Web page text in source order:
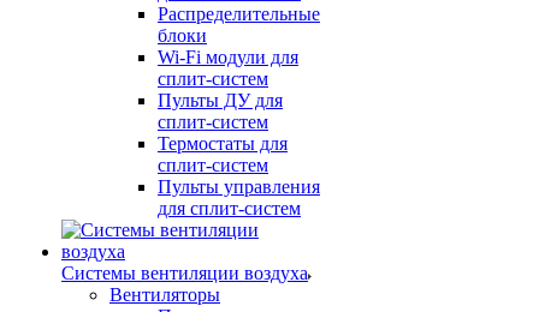
Распределительные
блоки
Wi-Fi модули для
сплит-систем
Пульты ДУ для
сплит-систем
Термостаты для
сплит-систем
Пульты управления
для сплит-систем
Системы вентиляции воздуха
Вентиляторы